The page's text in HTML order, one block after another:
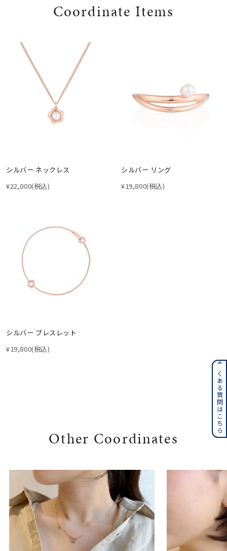
Coordinate Items
シルバー ネックレス
¥22,000(税込)
シルバー リング
¥19,800(税込)
シルバー ブレスレット
¥19,800(税込)
Other Coordinates
よくある質問はこちら